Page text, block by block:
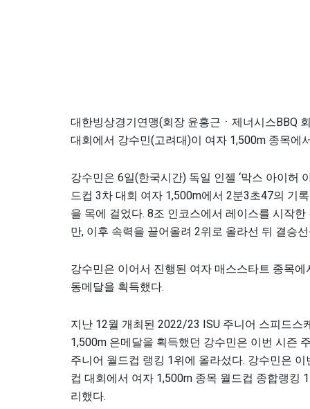
대한빙상경기연맹(회장 윤홍근ㆍ제너시스BBQ
대회에서 강수민(고려대)이 여자 1,500m 종목에
강수민은 6일(한국시간) 독일 인젤 ‘막스 아이허
드컵 3차 대회 여자 1,500m에서 2분3초47의 기
을 목에 걸었다. 8조 인코스에서 레이스를 시작
만, 이후 속력을 끌어올려 2위로 올라선 뒤 결승
강수민은 이어서 진행된 여자 매스스타트 종목
동메달을 획득했다.
지난 12월 개최된 2022/23 ISU 주니어 스피드
1,500m 은메달을 획득했던 강수민은 이번 시즌
주니어 월드컵 랭킹 1위에 올라섰다. 강수민은
컵 대회에서 여자 1,500m 종목 월드컵 종합랭킹
리했다.